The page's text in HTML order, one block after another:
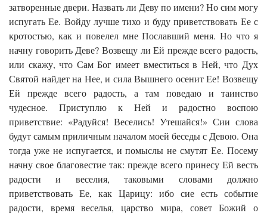
затворенные двери. Назвать ли Деву по имени? Но сим могу
испугать Ее. Войду лучше тихо и буду приветствовать Ее с
кротостью, как и повелел мне Пославший меня. Но что я
начну говорить Деве? Возвещу ли Ей прежде всего радость,
или скажу, что Сам Бог имеет вместиться в Ней, что Дух
Святой найдет на Нее, и сила Вышнего осенит Ее! Возвещу
Ей прежде всего радость, а там поведаю и таинство
чудесное. Приступлю к Ней и радостно воспою
приветствие: «Радуйся! Веселись! Утешайся!» Сии слова
будут самым приличным началом моей беседы с Девою. Она
тогда уже не испугается, и помыслы не смутят Ее. Посему
начну свое благовестие так: прежде всего принесу Ей весть
радости и веселия, таковыми словами должно
приветствовать Ее, как Царицу: ибо сие есть событие
радости, время веселья, царство мира, совет Божий о